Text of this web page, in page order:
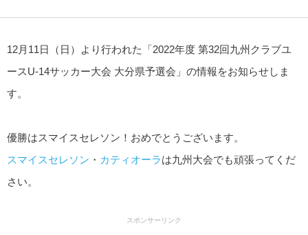
12月11日（日）より行われた「2022年度 第32回九州クラブユ
ースU-14サッカー大会 大分県予選会」の情報をお知らせしま
す。
優勝はスマイスセレソン！おめでとうございます。
スマイスセレソン ・ カティオーラは九州大会でも頑張ってくだ
さい。
スポンサーリンク